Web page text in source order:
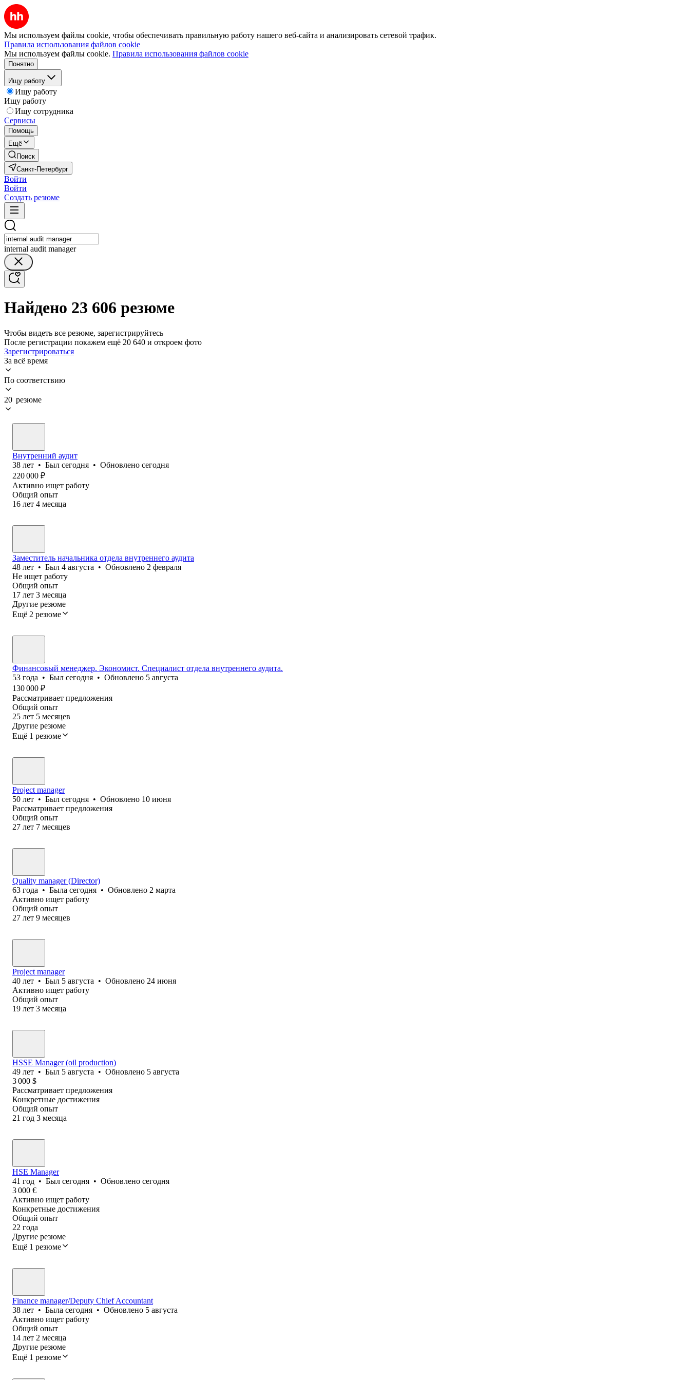
Мы используем файлы cookie, чтобы обеспечивать правильную работу нашего веб-сайта и анализировать сетевой трафик.
Правила использования файлов cookie
Мы используем файлы cookie. Правила использования файлов cookie
Понятно
Ищу работу
Ищу работу
Ищу работу
Ищу сотрудника
Сервисы
Помощь
Ещё
Поиск
Санкт-Петербург
Войти
Войти
Создать резюме
internal audit manager
Найдено 23 606 резюме
Чтобы видеть все резюме, зарегистрируйтесь
После регистрации покажем ещё 20 640 и откроем фото
Зарегистрироваться
За всё время
По соответствию
20 резюме
Внутренний аудит
38 лет • Был сегодня • Обновлено сегодня
220 000 ₽
Активно ищет работу
Общий опыт
16 лет 4 месяца
Заместитель начальника отдела внутреннего аудита
48 лет • Был 4 августа • Обновлено 2 февраля
Не ищет работу
Общий опыт
17 лет 3 месяца
Другие резюме
Ещё 2 резюме
Финансовый менеджер. Экономист. Специалист отдела внутреннего аудита.
53 года • Был сегодня • Обновлено 5 августа
130 000 ₽
Рассматривает предложения
Общий опыт
25 лет 5 месяцев
Другие резюме
Ещё 1 резюме
Project manager
50 лет • Был сегодня • Обновлено 10 июня
Рассматривает предложения
Общий опыт
27 лет 7 месяцев
Quality manager (Director)
63 года • Была сегодня • Обновлено 2 марта
Активно ищет работу
Общий опыт
27 лет 9 месяцев
Project manager
40 лет • Был 5 августа • Обновлено 24 июня
Активно ищет работу
Общий опыт
19 лет 3 месяца
HSSE Manager (oil production)
49 лет • Был 5 августа • Обновлено 5 августа
3 000 $
Рассматривает предложения
Конкретные достижения
Общий опыт
21 год 3 месяца
HSE Manager
41 год • Был сегодня • Обновлено сегодня
3 000 €
Активно ищет работу
Конкретные достижения
Общий опыт
22 года
Другие резюме
Ещё 1 резюме
Finance manager/Deputy Chief Accountant
38 лет • Была сегодня • Обновлено 5 августа
Активно ищет работу
Общий опыт
14 лет 2 месяца
Другие резюме
Ещё 1 резюме